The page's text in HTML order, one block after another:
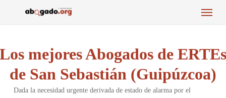
Menu
mejores Abogados de ERTEs
de San Sebastián (Guipúzcoa)
Dada la necesidad urgente derivada de estado de alarma por el